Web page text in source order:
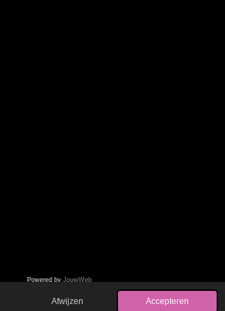
Afwijzen Accepteren
Powered by JouwWeb